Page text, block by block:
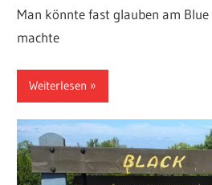
Man könnte fast glauben am Blue
machte
Weiterlesen